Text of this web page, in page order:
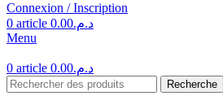
Connexion / Inscription
0 article د.م.0.00
Menu
0 article د.م.0.00
Recherche